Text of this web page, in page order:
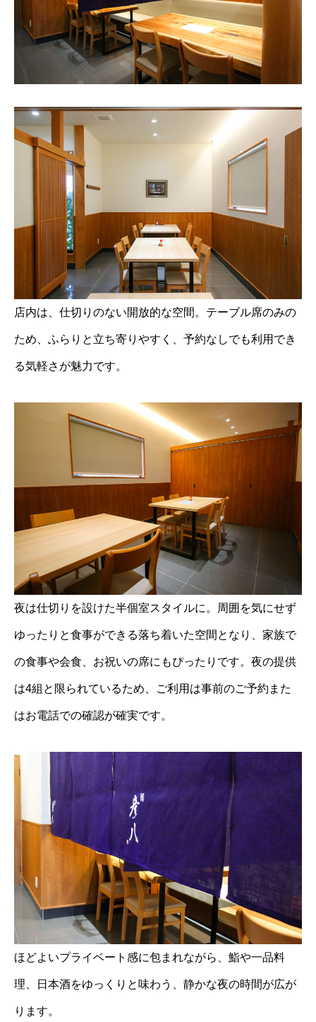
店内は、仕切りのない開放的な空間。テーブル席のみの
ため、ふらりと立ち寄りやすく、予約なしでも利用でき
る気軽さが魅力です。
夜は仕切りを設けた半個室スタイルに。周囲を気にせず
ゆったりと食事ができる落ち着いた空間となり、家族で
の食事や会食、お祝いの席にもぴったりです。夜の提供
は4組と限られているため、ご利用は事前のご予約また
はお電話での確認が確実です。
ほどよいプライベート感に包まれながら、鮨や一品料
理、日本酒をゆっくりと味わう、静かな夜の時間が広が
ります。